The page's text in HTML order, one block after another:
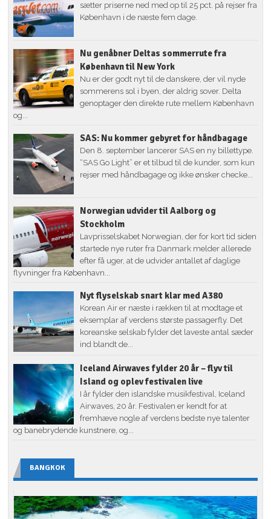
sætter priserne ned med op til 25 pct. på rejser fra
København i de næste fem dage.
Nu genåbner Deltas sommerrute fra
København til New York
Nu er der godt nyt til de danskere, der vil nyde
sommerens sol i byen, der aldrig sover. Delta
genoptager den direkte rute mellem København
og...
SAS: Nu kommer gebyret for håndbagage
Den 8. september lancerer SAS en ny billettype.
“SAS Go Light” er et tilbud til de kunder, som kun
rejser med håndbagage og ikke ønsker checke...
Norwegian udvider til Aalborg og
Stockholm
Lavprisselskabet Norwegian, der for kort tid siden
startede nye ruter fra Danmark melder allerede
efter få uger, at de udvider antallet af daglige
flyvninger fra København...
Nyt flyselskab snart klar med A380
Korean Air er næste i rækken til at modtage et
eksemplar af verdens største passagerfly. Det
koreanske selskab fylder det laveste antal sæder
ind blandt de...
Iceland Airwaves fylder 20 år – flyv til
Island og oplev festivalen live
I år fylder den islandske musikfestival, Iceland
Airwaves, 20 år. Festivalen er kendt for at
fremhæve nogle af verdens bedste nye talenter
og banebrydende kunstnere, og...
BANGKOK